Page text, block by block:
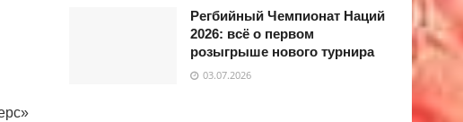
Регбийный Чемпионат Наций
2026: всё о первом
розыгрыше нового турнира
03.07.2026